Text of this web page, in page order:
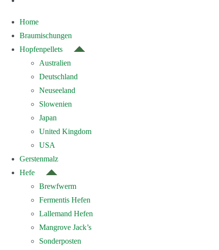
Home
Braumischungen
Hopfenpellets
Australien
Deutschland
Neuseeland
Slowenien
Japan
United Kingdom
USA
Gerstenmalz
Hefe
Brewfwerm
Fermentis Hefen
Lallemand Hefen
Mangrove Jack’s
Sonderposten